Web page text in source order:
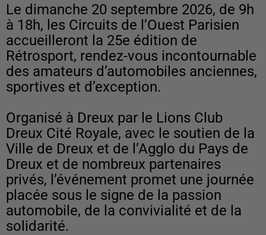
Le dimanche 20 septembre 2026, de 9h
à 18h, les Circuits de l’Ouest Parisien
accueilleront la 25e édition de
Rétrosport, rendez-vous incontournable
des amateurs d’automobiles anciennes,
sportives et d’exception.
Organisé à Dreux par le Lions Club
Dreux Cité Royale, avec le soutien de la
Ville de Dreux et de l’Agglo du Pays de
Dreux et de nombreux partenaires
privés, l’événement promet une journée
placée sous le signe de la passion
automobile, de la convivialité et de la
solidarité.